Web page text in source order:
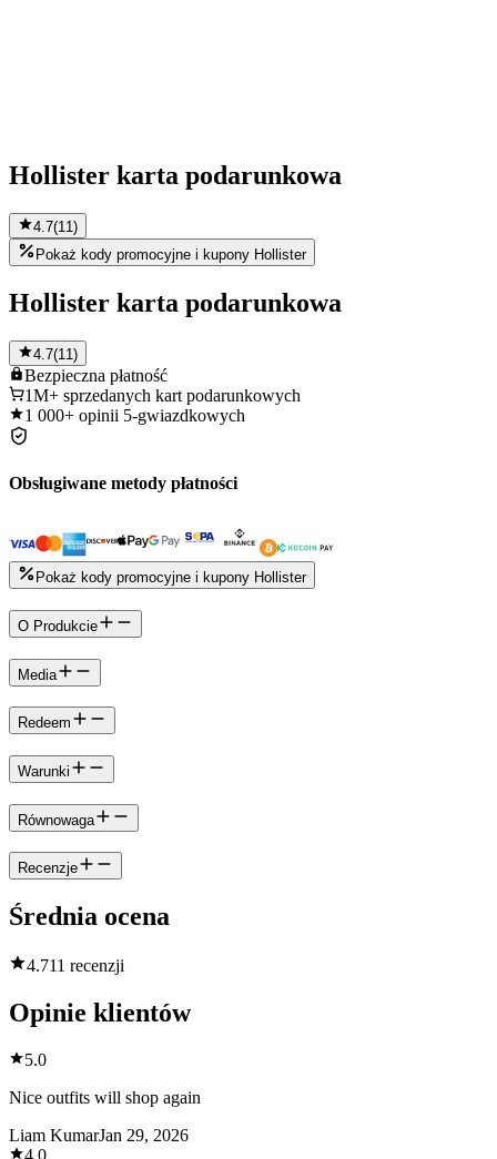
Hollister karta podarunkowa
4.7(11 )
Pokaż kody promocyjne i kupony Hollister
Hollister karta podarunkowa
4.7(11)
Bezpieczna płatność
1M+ sprzedanych kart podarunkowych
1 000+ opinii 5-gwiazdkowych
Obsługiwane metody płatności
Pokaż kody promocyjne i kupony Hollister
O Produkcie
Media
Redeem
Warunki
Równowaga
Recenzje
Średnia ocena
4.711 recenzji
Opinie klientów
5.0
Nice outfits will shop again
Liam KumarJan 29, 2026
4.0